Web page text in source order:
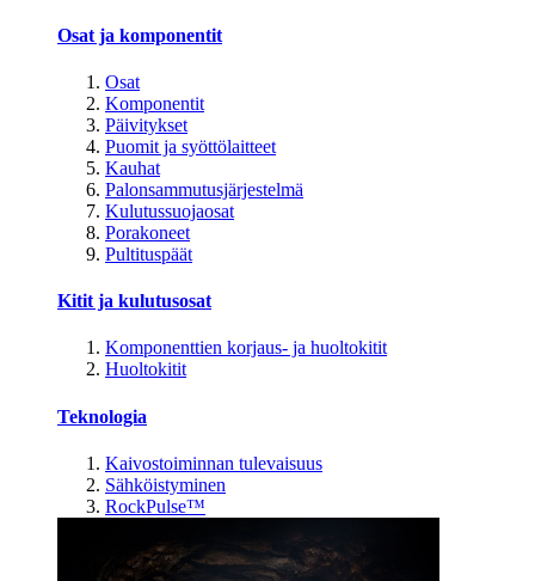
Osat ja komponentit
Osat
Komponentit
Päivitykset
Puomit ja syöttölaitteet
Kauhat
Palonsammutusjärjestelmä
Kulutussuojaosat
Porakoneet
Pultituspäät
Kitit ja kulutusosat
Komponenttien korjaus- ja huoltokitit
Huoltokitit
Teknologia
Kaivostoiminnan tulevaisuus
Sähköistyminen
RockPulse™